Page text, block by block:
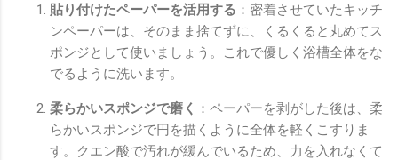
貼り付けたペーパーを活用する ：密着させていたキッチ
ンペーパーは、そのまま捨てずに、くるくると丸めてス
ポンジとして使いましょう。これで優しく浴槽全体をな
でるように洗います。
柔らかいスポンジで磨く ：ペーパーを剥がした後は、柔
らかいスポンジで円を描くように全体を軽くこすりま
す。クエン酸で汚れが緩んでいるため、力を入れなくて